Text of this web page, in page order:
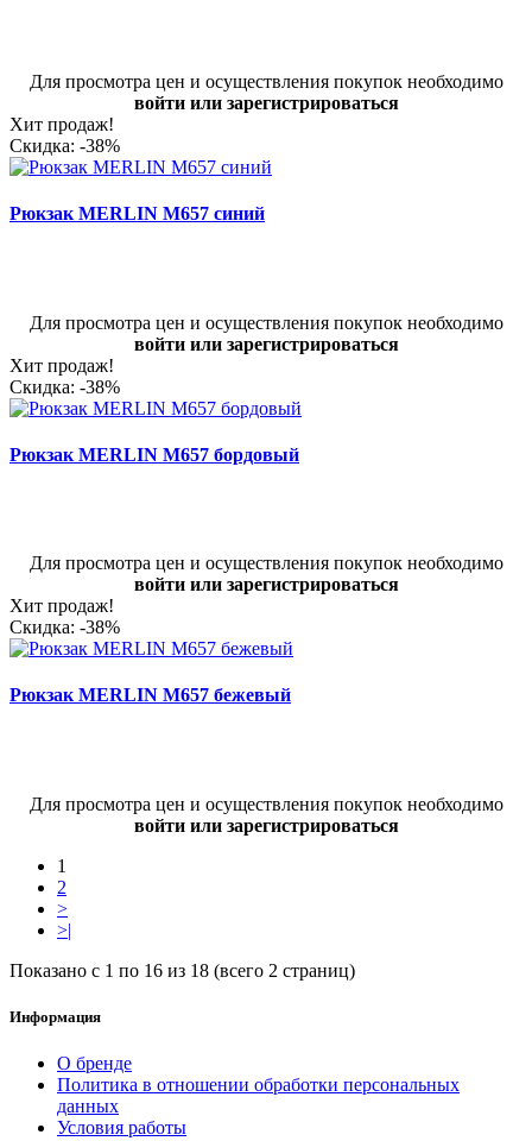
Для просмотра цен и осуществления покупок необходимо
войти или зарегистрироваться
Хит продаж!
Скидка: -38%
Рюкзак MERLIN M657 синий
Для просмотра цен и осуществления покупок необходимо
войти или зарегистрироваться
Хит продаж!
Скидка: -38%
Рюкзак MERLIN M657 бордовый
Для просмотра цен и осуществления покупок необходимо
войти или зарегистрироваться
Хит продаж!
Скидка: -38%
Рюкзак MERLIN M657 бежевый
Для просмотра цен и осуществления покупок необходимо
войти или зарегистрироваться
1
2
>
>|
Показано с 1 по 16 из 18 (всего 2 страниц)
Информация
О бренде
Политика в отношении обработки персональных
данных
Условия работы